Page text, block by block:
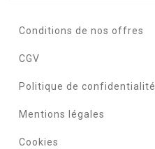
Conditions de nos offres
CGV
Politique de confidentialité
Mentions légales
Cookies